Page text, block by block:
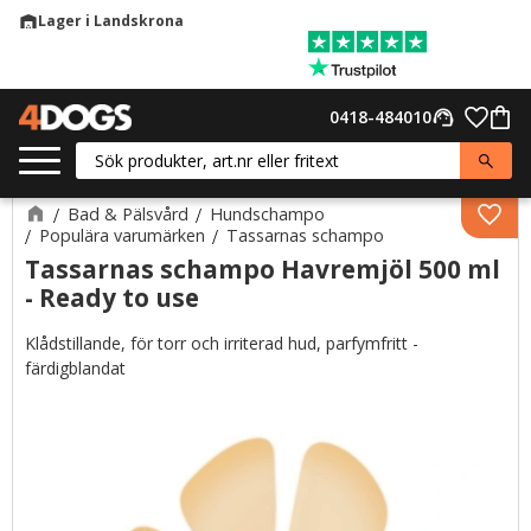
warehouseLager i Landskrona
support_agent
0418-484010
Bad & Pälsvård
Hundschampo
Populära varumärken
Tassarnas schampo
Tassarnas schampo Havremjöl 500 ml
- Ready to use
Klådstillande, för torr och irriterad hud, parfymfritt -
färdigblandat